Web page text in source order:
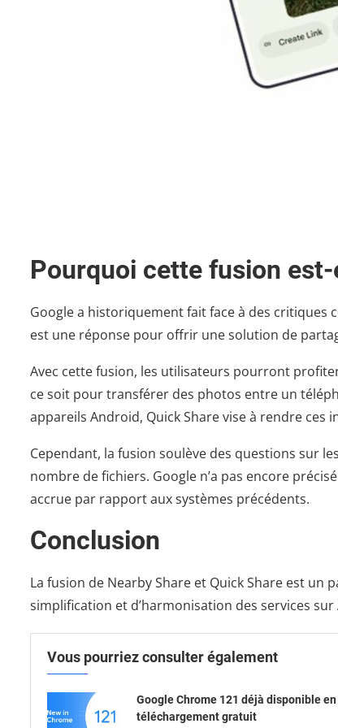
Pourquoi cette fusion
Google a historiquement fait face à des
est une réponse pour offrir une solution de
Avec cette fusion, les utilisateurs pourront
ce soit pour transférer des photos entre un
appareils Android, Quick Share vise à rendre
Cependant, la fusion soulève des questions sur
nombre de fichiers. Google n’a pas encore
accrue par rapport aux systèmes précédents.
Conclusion
La fusion de Nearby Share et Quick Share est un
simplification et d’harmonisation des services
Vous pourriez consulter également
Google Chrome 121 déjà disponible en
téléchargement gratuit